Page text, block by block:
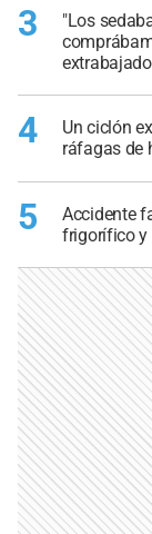
3
"Los
4
Un ciclón
ráfagas de
5
Accidente
frigorífico y